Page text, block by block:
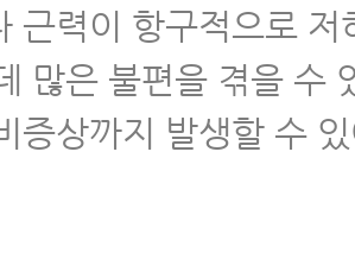
주사 꼭 맞아야 할 이유
유
스크 운동 불변의 법칙,
러분의 허리는 나빠집니
근력이 항구적으로 저
많은 불편을 겪을 수
증상까지 발생할 수